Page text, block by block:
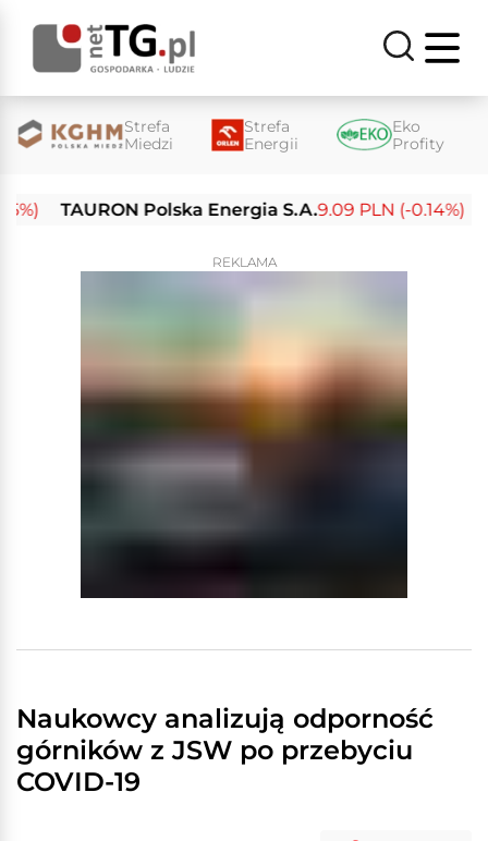
Strefa
Miedzi
Strefa
Energii
Eko
Profity
TAURON Polska Energia S.A. 9.09 PLN (-0.14%)
REKLAMA
Naukowcy analizują odporność
górników z JSW po przebyciu
COVID-19